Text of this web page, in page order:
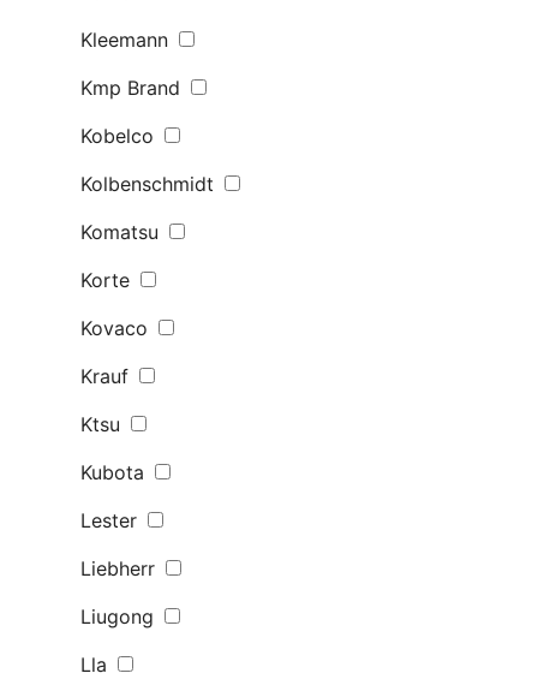
Kleemann
Kmp Brand
Kobelco
Kolbenschmidt
Komatsu
Korte
Kovaco
Krauf
Ktsu
Kubota
Lester
Liebherr
Liugong
Lla